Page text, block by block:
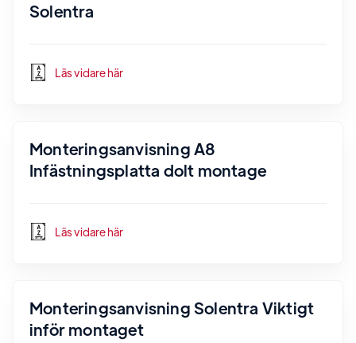
Solentra
Läs vidare här
Monteringsanvisning A8
Infästningsplatta dolt montage
Läs vidare här
Monteringsanvisning Solentra Viktigt
inför montaget